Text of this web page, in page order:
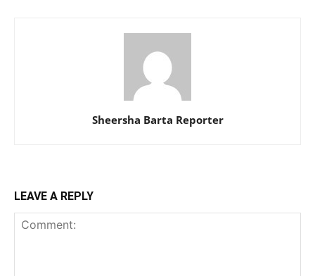
Sheersha Barta Reporter
LEAVE A REPLY